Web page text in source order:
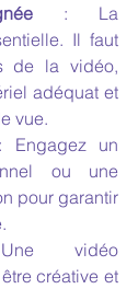
: La
Il faut
de la vidéo,
adéquat et
vue.
Engagez un
ou une
pour garantir
vidéo
créative et